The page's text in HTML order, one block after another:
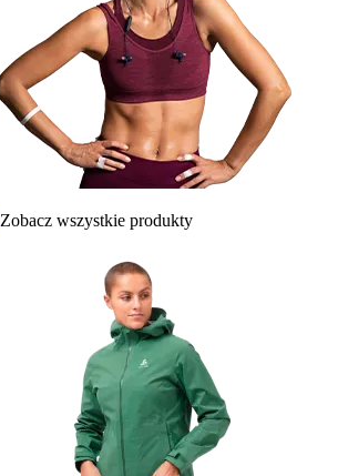
Zobacz wszystkie produkty